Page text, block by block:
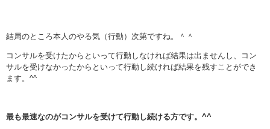
結局のところ本人のやる気（行動）次第ですね。＾＾
コンサルを受けたからといって行動しなければ結果は出ませんし、コン
サルを受けなかったからといって行動し続ければ結果を残すことができ
ます。^^
最も最速なのがコンサルを受けて行動し続ける方です。^^